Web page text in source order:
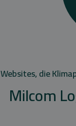
Websites, die
Milcom